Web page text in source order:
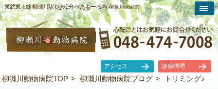
東武東上線 柳瀬川駅 徒歩1分 ぺあもーる内 -柳瀬川動物病院
アクセス 診察時間
柳瀬川動物病院TOP 柳瀬川動物病院ブログ トリミング♪